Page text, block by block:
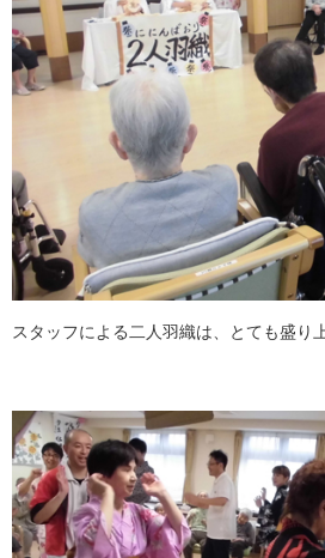
スタッフによる二人羽織は、とても盛り